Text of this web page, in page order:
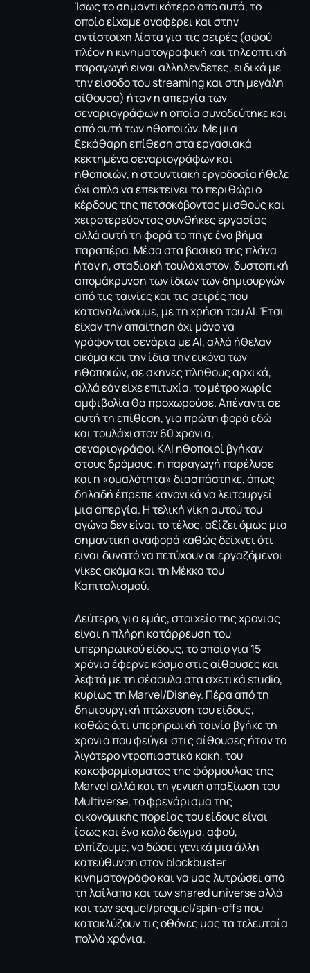
Ίσως το σημαντικότερο από αυτά, το
οποίο είχαμε αναφέρει και στην
αντίστοιχη λίστα για τις σειρές (αφού
πλέον η κινηματογραφική και τηλεοπτική
παραγωγή είναι αλληλένδετες, ειδικά με
την είσοδο του streaming και στη μεγάλη
αίθουσα) ήταν η απεργία των
σεναριογράφων η οποία συνοδεύτηκε και
από αυτή των ηθοποιών. Με μια
ξεκάθαρη επίθεση στα εργασιακά
κεκτημένα σεναριογράφων και
ηθοποιών, η στουντιακή εργοδοσία ήθελε
όχι απλά να επεκτείνει το περιθώριο
κέρδους της πετσοκόβοντας μισθούς και
χειροτερεύοντας συνθήκες εργασίας
αλλά αυτή τη φορά το πήγε ένα βήμα
παραπέρα. Μέσα στα βασικά της πλάνα
ήταν η, σταδιακή τουλάχιστον, δυστοπική
απομάκρυνση των ίδιων των δημιουργών
από τις ταινίες και τις σειρές που
καταναλώνουμε, με τη χρήση του ΑΙ. Έτσι
είχαν την απαίτηση όχι μόνο να
γράφονται σενάρια με ΑΙ, αλλά ήθελαν
ακόμα και την ίδια την εικόνα των
ηθοποιών, σε σκηνές πλήθους αρχικά,
αλλά εάν είχε επιτυχία, το μέτρο χωρίς
αμφιβολία θα προχωρούσε. Απέναντι σε
αυτή τη επίθεση, για πρώτη φορά εδώ
και τουλάχιστον 60 χρόνια,
σεναριογράφοι ΚΑΙ ηθοποιοί βγήκαν
στους δρόμους, η παραγωγή παρέλυσε
και η «ομαλότητα» διασπάστηκε, όπως
δηλαδή έπρεπε κανονικά να λειτουργεί
μια απεργία. Η τελική νίκη αυτού του
αγώνα δεν είναι το τέλος, αξίζει όμως μια
σημαντική αναφορά καθώς δείχνει ότι
είναι δυνατό να πετύχουν οι εργαζόμενοι
νίκες ακόμα και τη Μέκκα του
Καπιταλισμού.
Δεύτερο, για εμάς, στοιχείο της χρονιάς
είναι η πλήρη κατάρρευση του
υπερηρωικού είδους, το οποίο για 15
χρόνια έφερνε κόσμο στις αίθουσες και
λεφτά με τη σέσουλα στα σχετικά studio,
κυρίως τη Marvel/Disney. Πέρα από τη
δημιουργική πτώχευση του είδους,
καθώς ό,τι υπερηρωική ταινία βγήκε τη
χρονιά που φεύγει στις αίθουσες ήταν το
λιγότερο ντροπιαστικά κακή, του
κακοφορμίσματος της φόρμουλας της
Marvel αλλά και τη γενική απαξίωση του
Multiverse, το φρενάρισμα της
οικονομικής πορείας του είδους είναι
ίσως και ένα καλό δείγμα, αφού,
ελπίζουμε, να δώσει γενικά μια άλλη
κατεύθυνση στον blockbuster
κινηματογράφο και να μας λυτρώσει από
τη λαίλαπα και των shared universe αλλά
και των sequel/prequel/spin-offs που
κατακλύζουν τις οθόνες μας τα τελευταία
πολλά χρόνια.